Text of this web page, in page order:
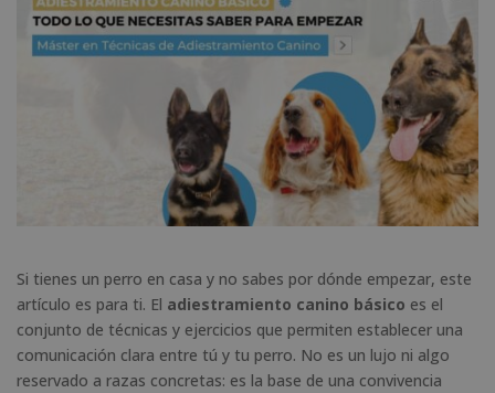
Si tienes un perro en casa y no sabes por dónde empezar, este
artículo es para ti. El adiestramiento canino básico es el
conjunto de técnicas y ejercicios que permiten establecer una
comunicación clara entre tú y tu perro. No es un lujo ni algo
reservado a razas concretas: es la base de una convivencia